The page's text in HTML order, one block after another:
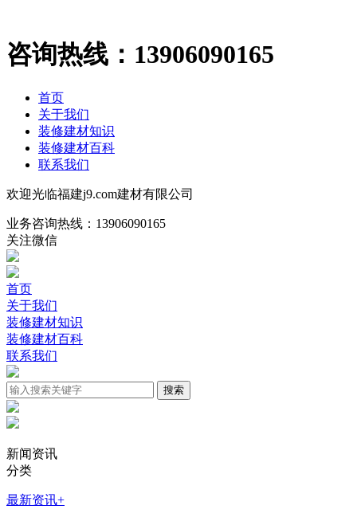
咨询热线： 13906090165
首页
关于我们
装修建材知识
装修建材百科
联系我们
欢迎光临福建j9.com建材有限公司
业务咨询热线： 13906090165
关注微信
首页
关于我们
装修建材知识
装修建材百科
联系我们
新闻资讯
分类
最新资讯+